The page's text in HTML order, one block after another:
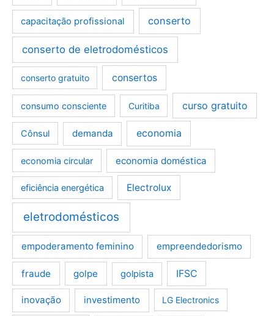
capacitação profissional conserto
conserto de eletrodomésticos
conserto gratuito consertos
consumo consciente Curitiba curso gratuito
Cônsul demanda economia
economia circular economia doméstica
eficiência energética Electrolux
eletrodomésticos
empoderamento feminino empreendedorismo
fraude golpe golpista IFSC
inovação investimento LG Electronics